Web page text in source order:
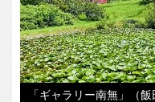
「ギャラリー南無」（